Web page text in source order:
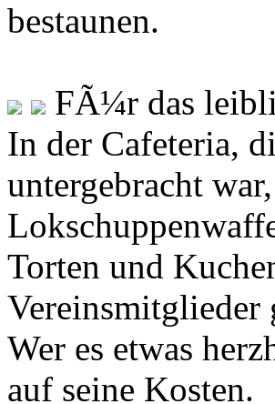
bestaunen.
FÃ¼r das
In der Cafeteria,
untergebracht
Torten und
Vereinsmitglieder
Wer es etwas
auf seine Kosten.